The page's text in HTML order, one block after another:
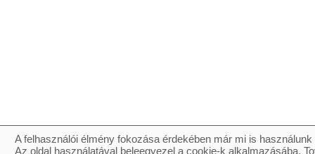
A felhasználói élmény fokozása érdekében már mi is
Az oldal használatával beleegyezel a cookie-k alkalmazásába.